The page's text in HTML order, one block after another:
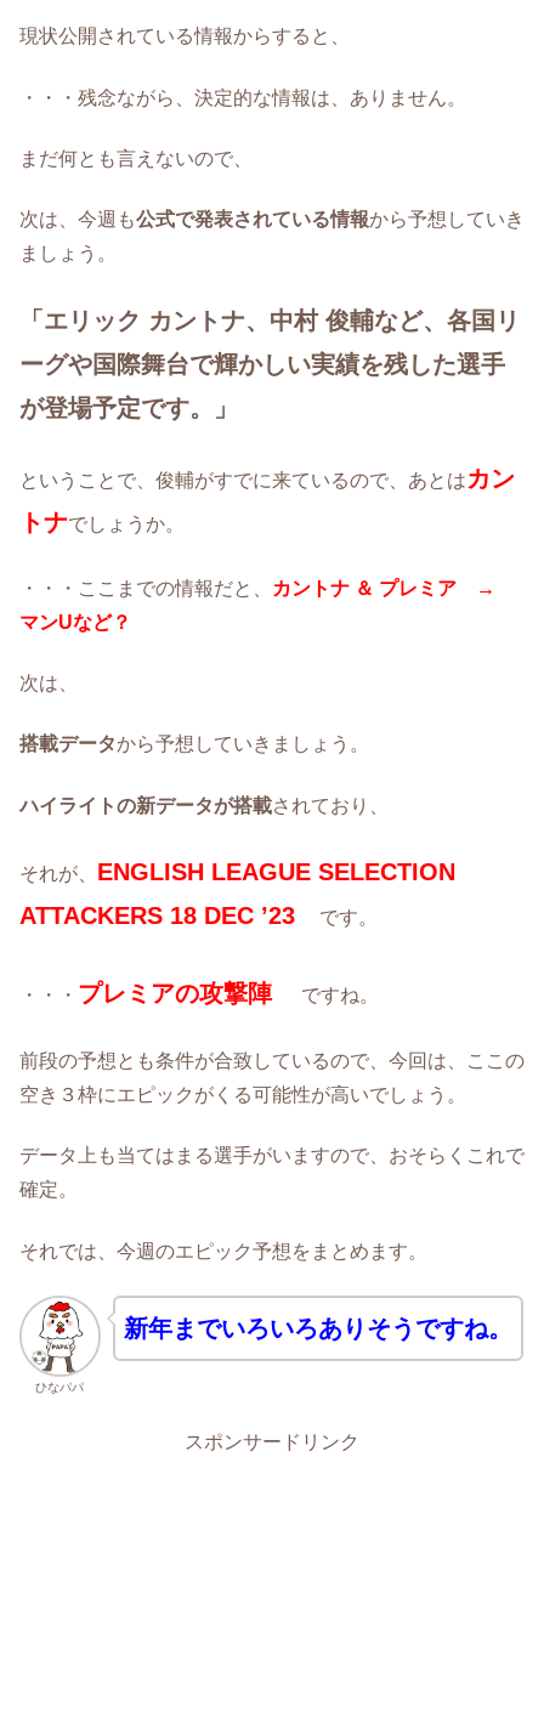
現状公開されている情報からすると、
・・・残念ながら、決定的な情報は、ありません。
まだ何とも言えないので、
次は、今週も公式で発表されている情報から予想していき
ましょう。
「エリック カントナ、中村 俊輔など、各国リ
ーグや国際舞台で輝かしい実績を残した選手
が登場予定です。」
ということで、俊輔がすでに来ているので、あとはカン
トナでしょうか。
・・・ここまでの情報だと、
カントナ ＆ プレミア →
マンUなど？
次は、
搭載データから予想していきましょう。
ハイライトの新データが搭載されており、
それが、 ENGLISH LEAGUE SELECTION
ATTACKERS 18 DEC ’23
です。
・・・ プレミアの攻撃陣 ですね。
前段の予想とも条件が合致しているので、今回は、ここの
空き３枠にエピックがくる可能性が高いでしょう。
データ上も当てはまる選手がいますので、おそらくこれで
確定。
それでは、今週のエピック予想をまとめます。
ひなパパ
新年までいろいろありそうですね。
スポンサードリンク